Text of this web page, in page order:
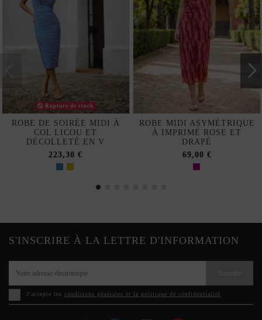
Rupture de stock
ROBE DE SOIRÉE MIDI À
COL LICOU ET
DÉCOLLETÉ EN V
223,30 €
ROBE MIDI ASYMÉTRIQUE
À IMPRIMÉ ROSE ET
DRAPÉ
69,00 €
S'INSCRIRE À LA LETTRE D'INFORMATION
J'accepte les conditions générales et la politique de confidentialité